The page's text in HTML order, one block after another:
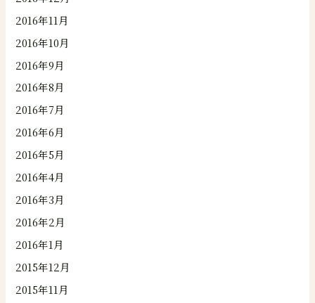
2016年11月
2016年10月
2016年9月
2016年8月
2016年7月
2016年6月
2016年5月
2016年4月
2016年3月
2016年2月
2016年1月
2015年12月
2015年11月